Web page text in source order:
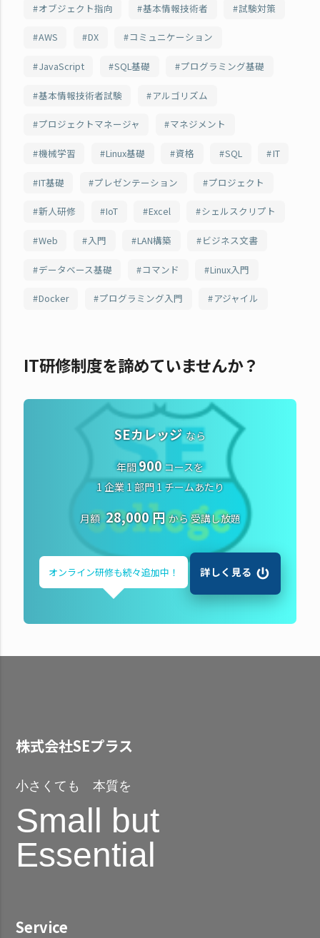
オブジェクト指向 基本情報技術者 試験対策
AWS DX コミュニケーション
JavaScript SQL基礎 プログラミング基礎
基本情報技術者試験 アルゴリズム
プロジェクトマネージャ マネジメント
機械学習 Linux基礎 資格 SQL IT
IT基礎 プレゼンテーション プロジェクト
新人研修 IoT Excel シェルスクリプト
Web 入門 LAN構築 ビジネス文書
データベース基礎 コマンド Linux入門
Docker プログラミング入門 アジャイル
IT研修制度を諦めていませんか？
SEカレッジ なら
年間900コースを
1 企業 1 部門 1 チームあたり
月額 28,000 円 から受講し放題
オンライン研修も続々追加中！ 詳しく見る
株式会社SEプラス
小さくても 本質を
Small but
Essential
Service